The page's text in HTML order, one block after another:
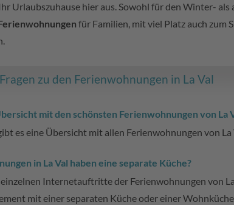
Urlaubszuhause hier aus. Sowohl für den Winter-
für Familien, mit viel Platz auch zum
zu den Ferienwohnungen in La Val
mit den schönsten Ferienwohnungen von La
es eine Übersicht mit allen Ferienwohnungen von La
in La Val haben eine separate Küche?
einzelnen Internetauftritte der Ferienwohnungen von
mit einer separaten Küche oder einer